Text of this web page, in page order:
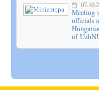
Meeting
officials
of